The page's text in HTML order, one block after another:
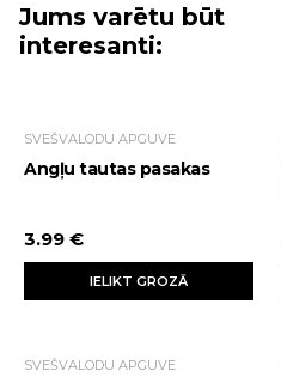
Jums varētu būt
interesanti:
SVEŠVALODU APGUVE
Angļu tautas pasakas
3.99 €
IELIKT GROZĀ
SVEŠVALODU APGUVE